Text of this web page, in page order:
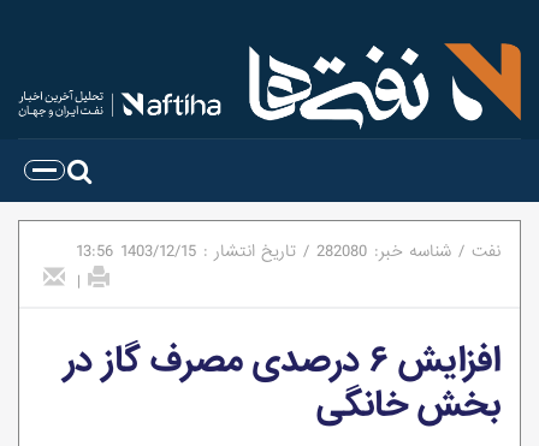
نفت / شناسه خبر: 282080
/ تاریخ انتشار : 1403/12/15
13:56
|
افزایش ۶ درصدی مصرف گاز در
بخش خانگی